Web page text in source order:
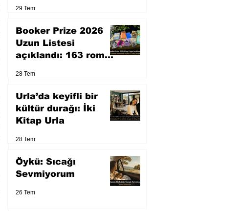
29 Tem
Booker Prize 2026
Uzun Listesi
açıklandı: 163 roman
28 Tem
Urla’da keyifli bir
kültür durağı: İki
Kitap Urla
28 Tem
Öykü: Sıcağı
Sevmiyorum
26 Tem